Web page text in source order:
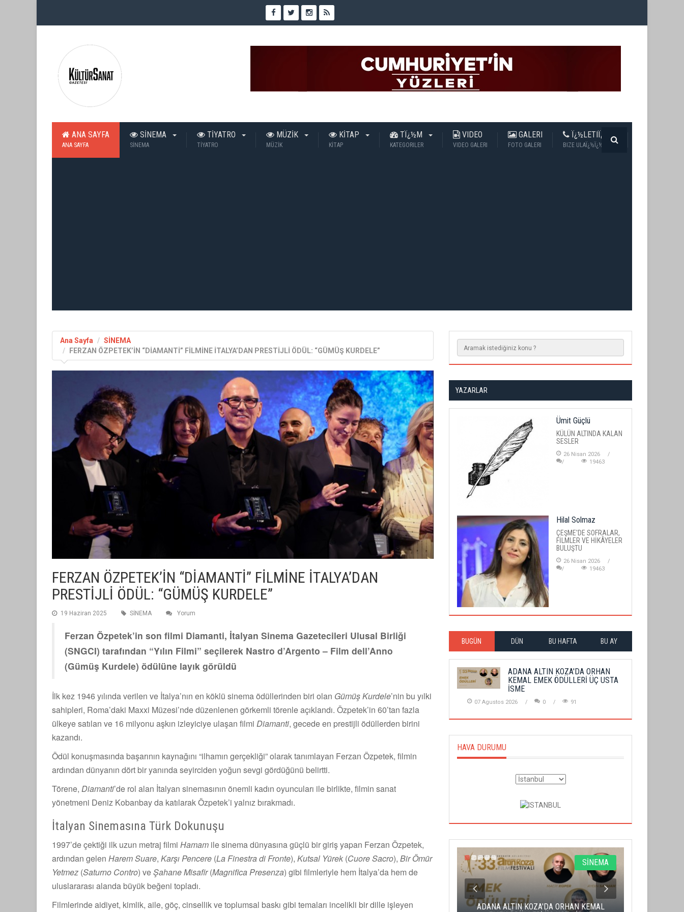
ANA SAYFA
ANA SAYFA
SİNEMA
SİNEMA
TİYATRO
TİYATRO
MÜZİK
MÜZİK
KİTAP
KİTAP
TÏ¿½M
KATEGORILER
VIDEO
VIDEO GALERI
GALERI
FOTO GALERI
Ï¿½LETIÏ¿½IM
BIZE ULAÏ¿½Ï¿½N
Ana Sayfa
SİNEMA
FERZAN ÖZPETEK’İN “DİAMANTİ” FİLMİNE İTALYA’DAN PRESTİJLİ ÖDÜL: “GÜMÜŞ KURDELE”
FERZAN ÖZPETEK’İN “DİAMANTİ” FİLMİNE İTALYA’DAN
PRESTİJLİ ÖDÜL: “GÜMÜŞ KURDELE”
19 Haziran 2025 SİNEMA Yorum
Ferzan Özpetek’in son filmi Diamanti, İtalyan Sinema Gazetecileri Ulusal Birliği
(SNGCI) tarafından “Yılın Filmi” seçilerek Nastro d’Argento – Film dell’Anno
(Gümüş Kurdele) ödülüne layık görüldü
İlk kez 1946 yılında verilen ve İtalya’nın en köklü sinema ödüllerinden biri olan Gümüş Kurdele’nin bu yılki
sahipleri, Roma’daki Maxxi Müzesi’nde düzenlenen görkemli törenle açıklandı. Özpetek’in 60’tan fazla
ülkeye satılan ve 16 milyonu aşkın izleyiciye ulaşan filmi Diamanti, gecede en prestijli ödüllerden birini
kazandı.
Ödül konuşmasında başarının kaynağını “ilhamın gerçekliği” olarak tanımlayan Ferzan Özpetek, filmin
ardından dünyanın dört bir yanında seyirciden yoğun sevgi gördüğünü belirtti.
Törene, Diamanti’de rol alan İtalyan sinemasının önemli kadın oyuncuları ile birlikte, filmin sanat
yönetmeni Deniz Kobanbay da katılarak Özpetek’i yalnız bırakmadı.
İtalyan Sinemasına Türk Dokunuşu
1997’de çektiği ilk uzun metraj filmi Hamam ile sinema dünyasına güçlü bir giriş yapan Ferzan Özpetek,
ardından gelen Harem Suare, Karşı Pencere (La Finestra di Fronte), Kutsal Yürek (Cuore Sacro), Bir Ömür
Yetmez (Saturno Contro) veŞahane Misafir(Magnifica Presenza) gibi filmleriyle hem İtalya’da hem de
uluslararası alanda büyük beğeni topladı.
Filmlerinde aidiyet, kimlik, aile, göç, cinsellik ve toplumsal baskı gibi temaları incelikli bir dille işleyen
YAZARLAR
Ümit Güçlü
KÜLÜN ALTINDA KALAN
SESLER
26 Nisan 2026
19463
Hilal Solmaz
ÇEŞME'DE SOFRALAR,
FİLMLER VE HİKÂYELER
BULUŞTU
26 Nisan 2026
19463
BUGÜN DÜN BU HAFTA BU AY
ADANA ALTIN KOZA'DA ORHAN
KEMAL EMEK ÖDÜLLERİ ÜÇ USTA
İSME
07 Agustos 2026 0 91
HAVA DURUMU
SİNEMA
ALTIN KOZA'NIN ONUR ÖDÜLLERİ FERZAN
SİNEMA
ADANA ALTIN KOZA'DA ORHAN KEMAL